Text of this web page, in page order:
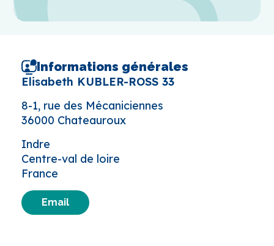
Informations générales
Elisabeth KUBLER-ROSS 33
8-1, rue des Mécaniciennes
36000 Chateauroux
Indre
Centre-val de loire
France
Email